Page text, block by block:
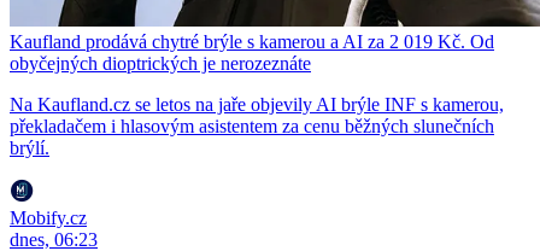
Kaufland prodává chytré brýle s kamerou a AI za 2 019 Kč. Od
obyčejných dioptrických je nerozeznáte
Na Kaufland.cz se letos na jaře objevily AI brýle INF s kamerou,
překladačem i hlasovým asistentem za cenu běžných slunečních
brýlí.
Mobify.cz
dnes, 06:23